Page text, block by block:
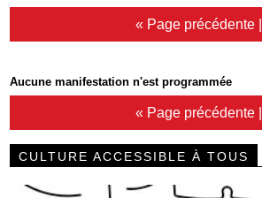
Services
« Page précédente|
Aucune manifestation n'est programmée
« Page précédente|
CULTURE ACCESSIBLE À TOUS